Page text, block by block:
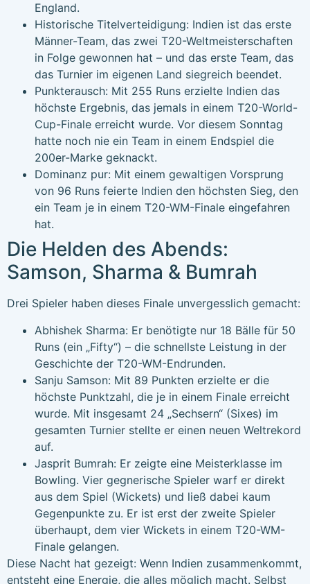
England.
Historische Titelverteidigung: Indien ist das erste
Männer-Team, das zwei T20-Weltmeisterschaften
in Folge gewonnen hat – und das erste Team, das
das Turnier im eigenen Land siegreich beendet.
Punkterausch: Mit 255 Runs erzielte Indien das
höchste Ergebnis, das jemals in einem T20-World-
Cup-Finale erreicht wurde. Vor diesem Sonntag
hatte noch nie ein Team in einem Endspiel die
200er-Marke geknackt.
Dominanz pur: Mit einem gewaltigen Vorsprung
von 96 Runs feierte Indien den höchsten Sieg, den
ein Team je in einem T20-WM-Finale eingefahren
hat.
Die Helden des Abends:
Samson, Sharma & Bumrah
Drei Spieler haben dieses Finale unvergesslich gemacht:
Abhishek Sharma: Er benötigte nur 18 Bälle für 50
Runs (ein „Fifty“) – die schnellste Leistung in der
Geschichte der T20-WM-Endrunden.
Sanju Samson: Mit 89 Punkten erzielte er die
höchste Punktzahl, die je in einem Finale erreicht
wurde. Mit insgesamt 24 „Sechsern“ (Sixes) im
gesamten Turnier stellte er einen neuen Weltrekord
auf.
Jasprit Bumrah: Er zeigte eine Meisterklasse im
Bowling. Vier gegnerische Spieler warf er direkt
aus dem Spiel (Wickets) und ließ dabei kaum
Gegenpunkte zu. Er ist erst der zweite Spieler
überhaupt, dem vier Wickets in einem T20-WM-
Finale gelangen.
Diese Nacht hat gezeigt: Wenn Indien zusammenkommt,
entsteht eine Energie, die alles möglich macht. Selbst